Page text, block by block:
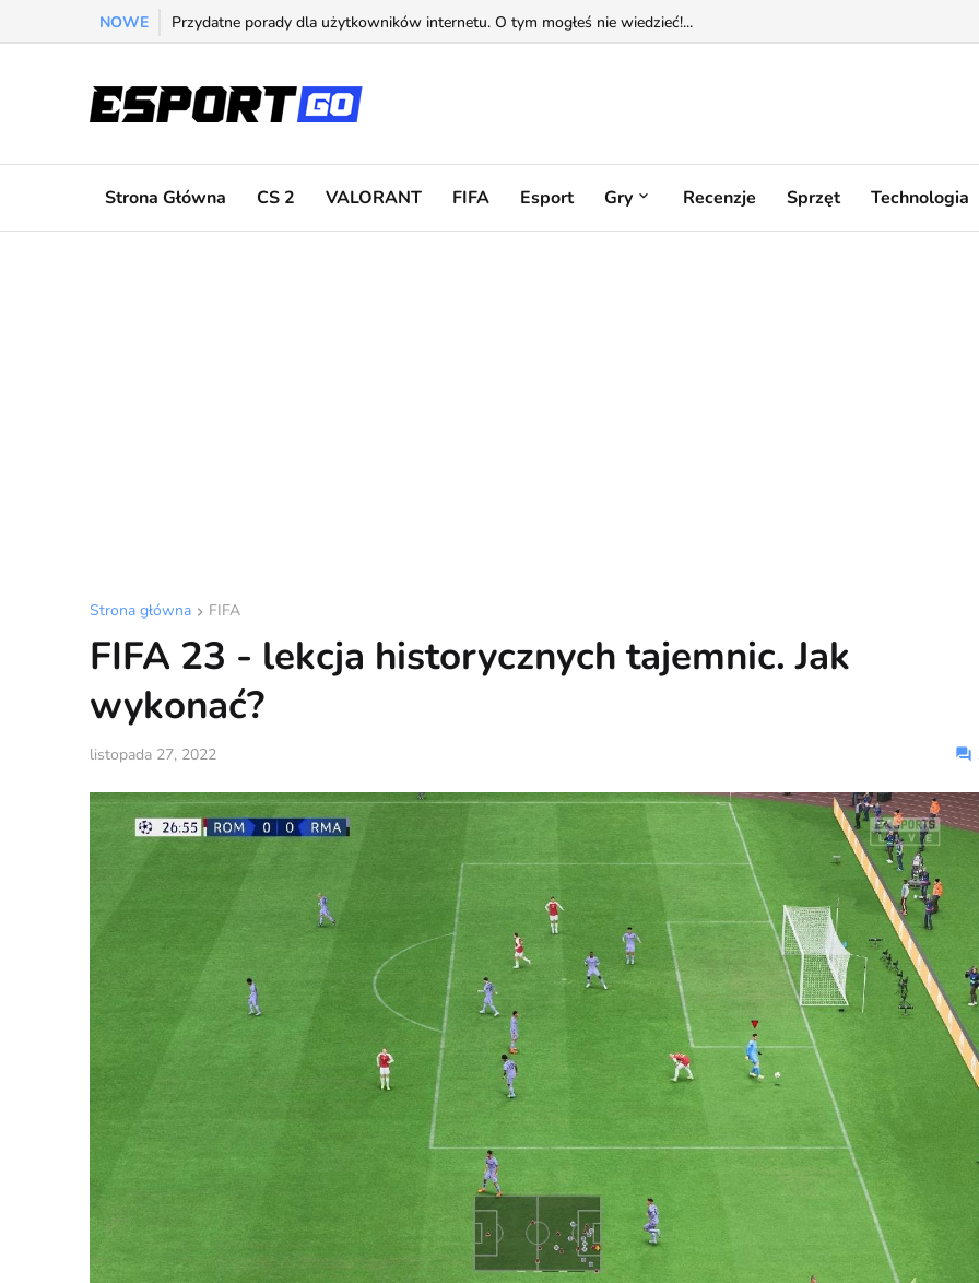
NOWE Przydatne porady dla użytkowników internetu. O tym mogłeś nie wiedzieć!...
Strona Główna CS 2 VALORANT FIFA Esport Gry Recenzje Sprzęt Technologia
Strona główna FIFA
FIFA 23 - lekcja historycznych tajemnic. Jak
wykonać?
listopada 27, 2022